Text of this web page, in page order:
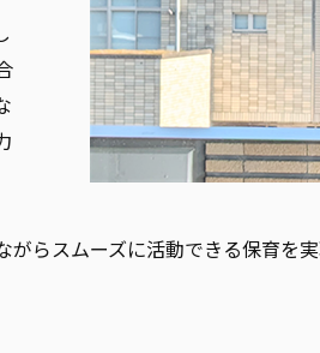
らスムーズに活動できる保育を